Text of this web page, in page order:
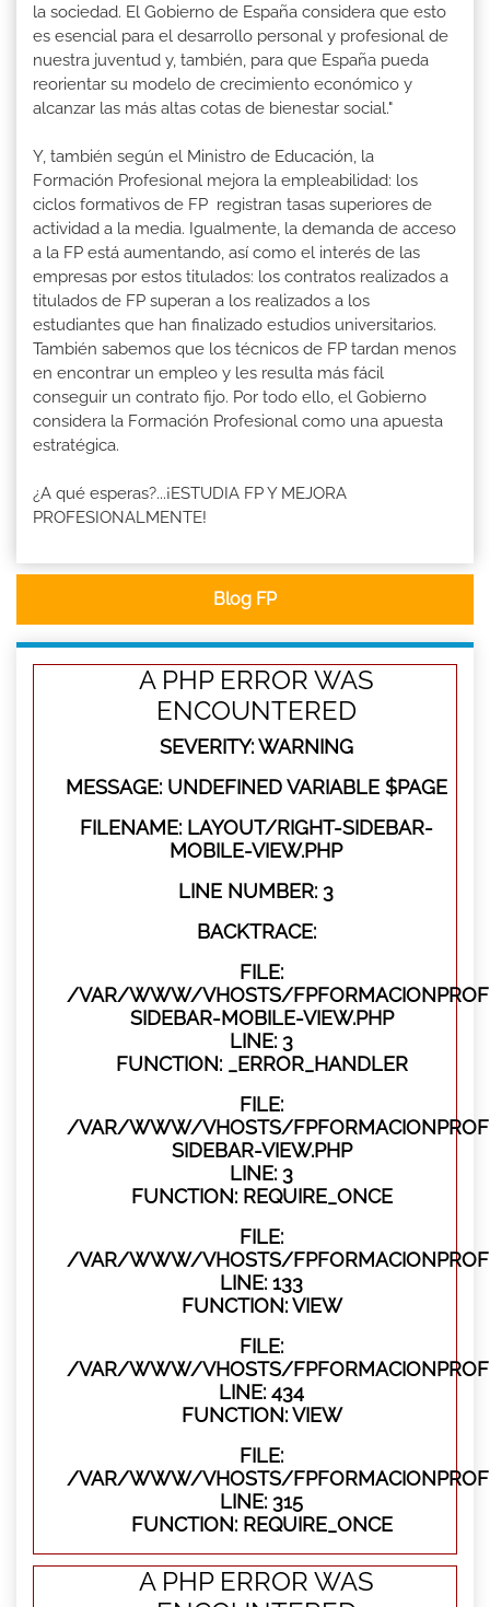
la sociedad. El Gobierno de España considera que esto
es esencial para el desarrollo personal y profesional de
nuestra juventud y, también, para que España pueda
reorientar su modelo de crecimiento económico y
alcanzar las más altas cotas de bienestar social."
Y, también según el Ministro de Educación, la
Formación Profesional mejora la empleabilidad: los
ciclos formativos de FP registran tasas superiores de
actividad a la media. Igualmente, la demanda de acceso
a la FP está aumentando, así como el interés de las
empresas por estos titulados: los contratos realizados a
titulados de FP superan a los realizados a los
estudiantes que han finalizado estudios universitarios.
También sabemos que los técnicos de FP tardan menos
en encontrar un empleo y les resulta más fácil
conseguir un contrato fijo. Por todo ello, el Gobierno
considera la Formación Profesional como una apuesta
estratégica.
¿A qué esperas?...¡ESTUDIA FP Y MEJORA
PROFESIONALMENTE!
Blog FP
A PHP ERROR WAS
ENCOUNTERED
SEVERITY: WARNING
MESSAGE: UNDEFINED VARIABLE $PAGE
FILENAME: LAYOUT/RIGHT-SIDEBAR-
MOBILE-VIEW.PHP
LINE NUMBER: 3
BACKTRACE:
FILE:
/VAR/WWW/VHOSTS/
SIDEBAR-MOBILE-VIEW.PHP
LINE: 3
FUNCTION: _ERROR_HANDLER
FILE:
/VAR/WWW/VHOSTS/
SIDEBAR-VIEW.PHP
LINE: 3
FUNCTION: REQUIRE_ONCE
FILE:
/VAR/WWW/VHOSTS/
LINE: 133
FUNCTION: VIEW
FILE:
/VAR/WWW/VHOSTS/
LINE: 434
FUNCTION: VIEW
FILE:
/VAR/WWW/VHOSTS/
LINE: 315
FUNCTION: REQUIRE_ONCE
A PHP ERROR WAS